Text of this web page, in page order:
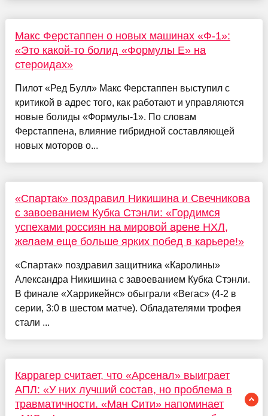
Макс Ферстаппен о новых машинах «Ф-1»:
«Это какой-то болид «Формулы Е» на
стероидах»
Пилот «Ред Булл» Макс Ферстаппен выступил с
критикой в адрес того, как работают и управляются
новые болиды «Формулы-1». По словам
Ферстаппена, влияние гибридной составляющей
новых моторов о...
«Спартак» поздравил Никишина и Свечникова
с завоеванием Кубка Стэнли: «Гордимся
успехами россиян на мировой арене НХЛ,
желаем еще больше ярких побед в карьере!»
«Спартак» поздравил защитника «Каролины»
Александра Никишина с завоеванием Кубка Стэнли.
В финале «Харрикейнс» обыграли «Вегас» (4-2 в
серии, 3:0 в шестом матче). Обладателями трофея
стали ...
Каррагер считает, что «Арсенал» выиграет
АПЛ: «У них лучший состав, но проблема в
травматичности. «Ман Сити» напоминает